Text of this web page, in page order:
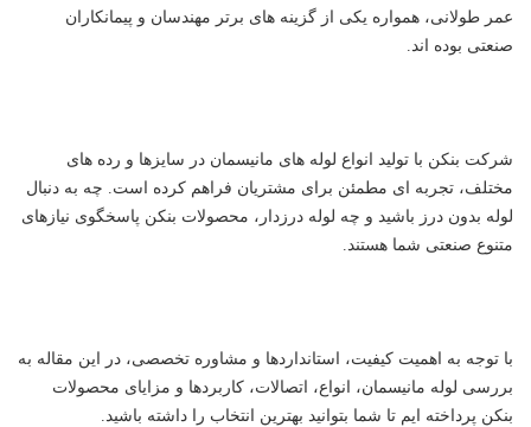
عمر طولانی، همواره یکی از گزینه های برتر مهندسان و پیمانکاران
صنعتی بوده اند.
شرکت بنکن با تولید انواع لوله های مانیسمان در سایزها و رده های
مختلف، تجربه ای مطمئن برای مشتریان فراهم کرده است. چه به دنبال
لوله بدون درز باشید و چه لوله درزدار، محصولات بنکن پاسخگوی نیازهای
متنوع صنعتی شما هستند.
با توجه به اهمیت کیفیت، استانداردها و مشاوره تخصصی، در این مقاله به
بررسی لوله مانیسمان، انواع، اتصالات، کاربردها و مزایای محصولات
بنکن پرداخته ایم تا شما بتوانید بهترین انتخاب را داشته باشید.